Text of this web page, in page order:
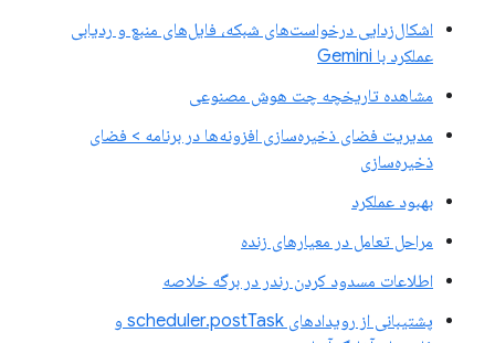
اشکال‌زدایی درخواست‌های شبکه، فایل‌های منبع و ردیابی
عملکرد با Gemini
مشاهده تاریخچه چت هوش مصنوعی
مدیریت فضای ذخیره‌سازی افزونه‌ها در برنامه > فضای
ذخیره‌سازی
بهبود عملکرد
مراحل تعامل در معیارهای زنده
اطلاعات مسدود کردن رندر در برگه خلاصه
پشتیبانی از رویدادهای scheduler.postTask و